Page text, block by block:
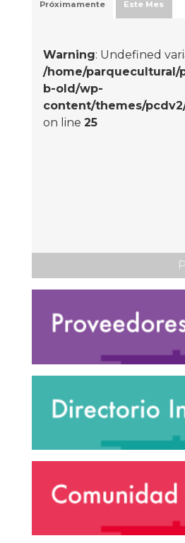
Próximamente Este Mes
Warning: Undefined
/home/parquecultural/
b-old/wp-
content/themes/
on line 25